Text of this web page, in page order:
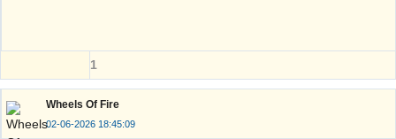
1
Wheels Of Fire
02-06-2026 18:45:09